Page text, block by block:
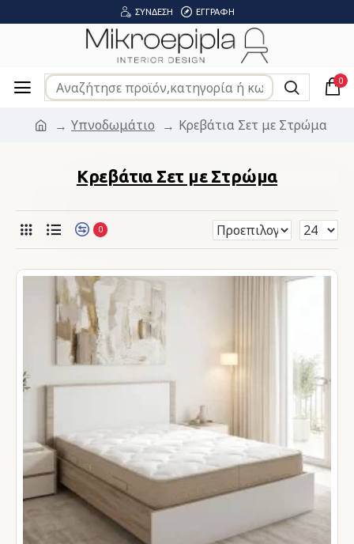
ΣΎΝΔΕΣΗ ΕΓΓΡΑΦΉ
0
Υπνοδωμάτιο Κρεβάτια Σετ με Στρώμα
Κρεβάτια Σετ με Στρώμα
0